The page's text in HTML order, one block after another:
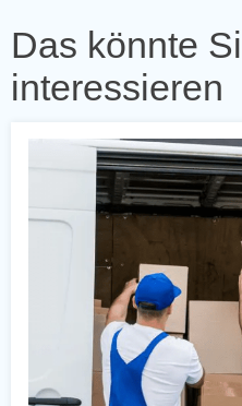
Das könnte
interessieren